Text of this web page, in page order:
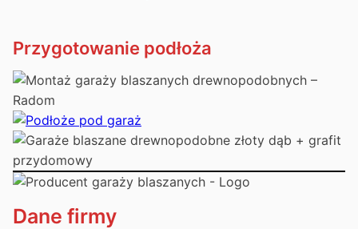
Przygotowanie podłoża
Dane firmy